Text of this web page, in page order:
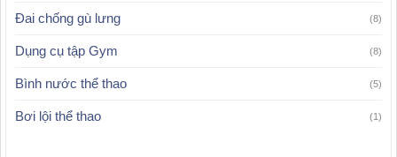
Đai chống gù lưng (8)
Dụng cụ tập Gym (8)
Bình nước thể thao (5)
Bơi lội thể thao (1)